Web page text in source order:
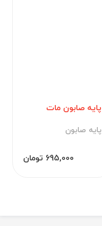
پایه صابون مات
پایه صابون
695,000 تومان